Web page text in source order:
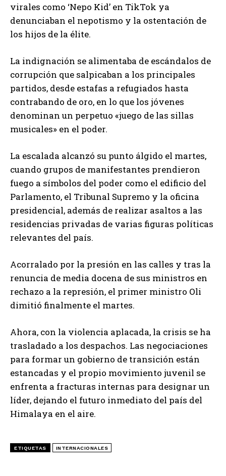
virales como ‘Nepo Kid’ en TikTok ya
denunciaban el nepotismo y la ostentación de
los hijos de la élite.
La indignación se alimentaba de escándalos de
corrupción que salpicaban a los principales
partidos, desde estafas a refugiados hasta
contrabando de oro, en lo que los jóvenes
denominan un perpetuo «juego de las sillas
musicales» en el poder.
La escalada alcanzó su punto álgido el martes,
cuando grupos de manifestantes prendieron
fuego a símbolos del poder como el edificio del
Parlamento, el Tribunal Supremo y la oficina
presidencial, además de realizar asaltos a las
residencias privadas de varias figuras políticas
relevantes del país.
Acorralado por la presión en las calles y tras la
renuncia de media docena de sus ministros en
rechazo a la represión, el primer ministro Oli
dimitió finalmente el martes.
Ahora, con la violencia aplacada, la crisis se ha
trasladado a los despachos. Las negociaciones
para formar un gobierno de transición están
estancadas y el propio movimiento juvenil se
enfrenta a fracturas internas para designar un
líder, dejando el futuro inmediato del país del
Himalaya en el aire.
ETIQUETAS INTERNACIONALES